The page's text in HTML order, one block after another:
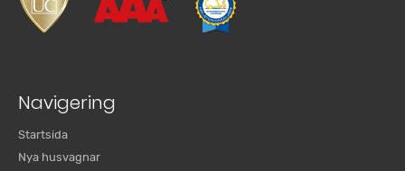
Navigering
Startsida
Nya husvagnar